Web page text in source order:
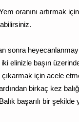
oranını artırmak
sonra
elinizle başın
çıkarmak için acele
birkaç kez
başarılı bir şekilde